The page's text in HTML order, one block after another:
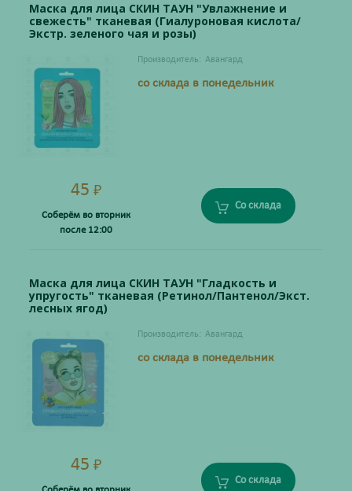
Маска для лица СКИН ТАУН "Увлажнение и
свежесть" тканевая (Гиалуроновая кислота/
Экстр. зеленого чая и розы)
Производитель: Авангард
со склада в понедельник
45 ₽
Соберём во вторник
после 12:00
Со склада
Маска для лица СКИН ТАУН "Гладкость и
упругость" тканевая (Ретинол/Пантенол/Экст.
лесных ягод)
Производитель: Авангард
со склада в понедельник
45 ₽
Со склада